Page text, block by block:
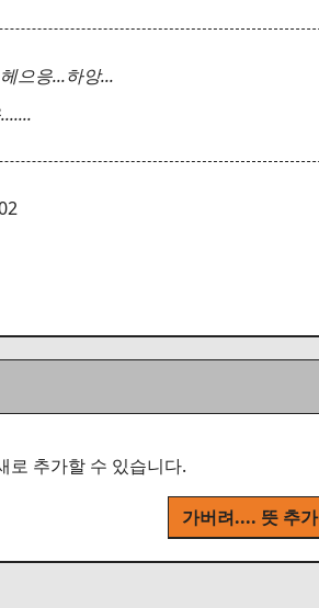
으응...하앙...
로 추가할 수 있습니다.
가버려.... 뜻 추가